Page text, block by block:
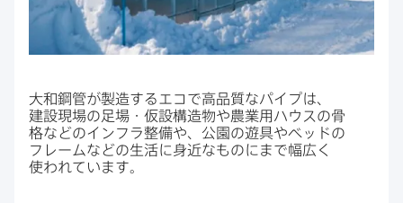
大和鋼管が​製造する​エコで​高品質な​パイプは、​
建設現場の​⾜場・仮設構造物や​農業⽤ハウスの​⾻
格などの​インフラ整備や、​公園の​遊具や​ベッドの​
フレームなどの​生活に​身近な​ものにまで​幅広く​
使われています。